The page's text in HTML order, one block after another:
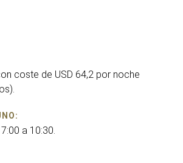
coste de USD 64,2 por noche
a 10:30.